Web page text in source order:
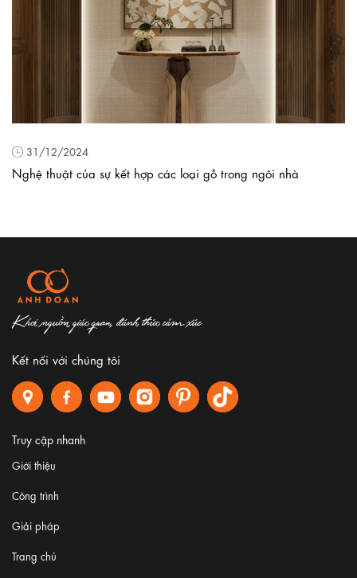
31/12/2024
Nghệ thuật của sự kết hợp các loại gỗ trong ngôi nhà
Khơi nguồn giác quan, đánh thức cảm xúc
Kết nối với chúng tôi
Truy cập nhanh
Giới thiệu
Công trình
Giải pháp
Trang chủ